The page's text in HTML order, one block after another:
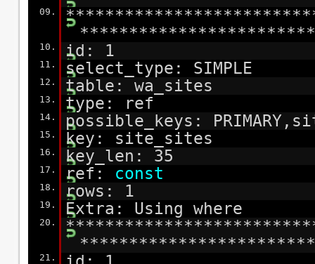
09.
10. id: 1
11. select_type: SIMPLE
12. table: wa_sites
13. type: ref
14. possible_keys:
15. key: site_sites
16. key_len: 35
17. ref: const
18. rows: 1
19. Extra: Using where
20.
21.